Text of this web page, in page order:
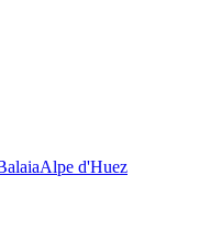
Alpe d'Huez